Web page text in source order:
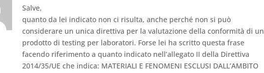
Salve,
quanto da lei indicato non ci risulta, anche perché non si può
considerare un unica direttiva per la valutazione della conformità di un
prodotto di testing per laboratori. Forse lei ha scritto questa frase
facendo riferimento a quanto indicato nell’allegato II della Direttiva
2014/35/UE che indica: MATERIALI E FENOMENI ESCLUSI DALL’AMBITO